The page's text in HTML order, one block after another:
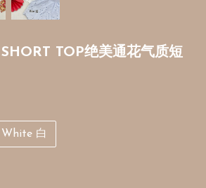
TOP绝美通花气质短
White 白